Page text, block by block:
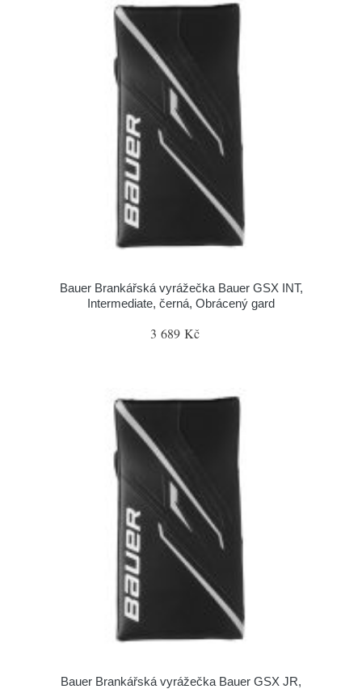
Bauer Brankářská vyrážečka Bauer GSX INT,
Intermediate, černá, Obrácený gard
3 689 Kč
Bauer Brankářská vyrážečka Bauer GSX JR,